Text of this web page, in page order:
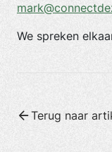
We spreken
Terug naar